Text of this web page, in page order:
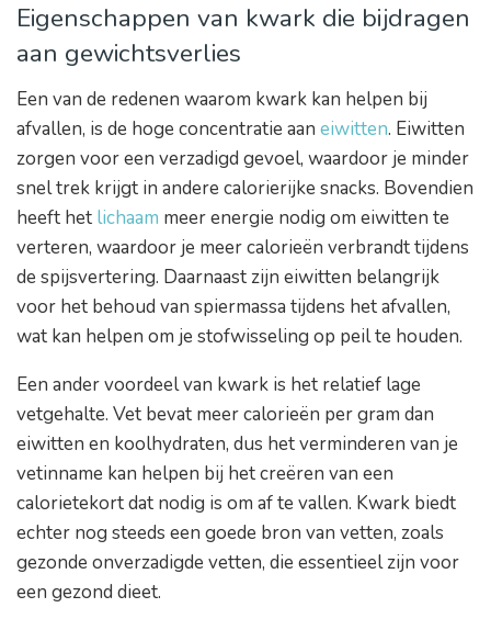
Eigenschappen van kwark die bijdragen
aan gewichtsverlies
Een van de redenen waarom kwark kan helpen bij
afvallen, is de hoge concentratie aan eiwitten. Eiwitten
zorgen voor een verzadigd gevoel, waardoor je minder
snel trek krijgt in andere calorierijke snacks. Bovendien
heeft het lichaam meer energie nodig om eiwitten te
verteren, waardoor je meer calorieën verbrandt tijdens
de spijsvertering. Daarnaast zijn eiwitten belangrijk
voor het behoud van spiermassa tijdens het afvallen,
wat kan helpen om je stofwisseling op peil te houden.
Een ander voordeel van kwark is het relatief lage
vetgehalte. Vet bevat meer calorieën per gram dan
eiwitten en koolhydraten, dus het verminderen van je
vetinname kan helpen bij het creëren van een
calorietekort dat nodig is om af te vallen. Kwark biedt
echter nog steeds een goede bron van vetten, zoals
gezonde onverzadigde vetten, die essentieel zijn voor
een gezond dieet.